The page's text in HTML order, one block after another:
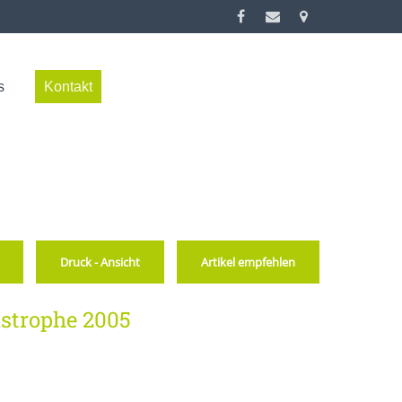
Kontakt
Druck - Ansicht Artikel empfehlen
2005